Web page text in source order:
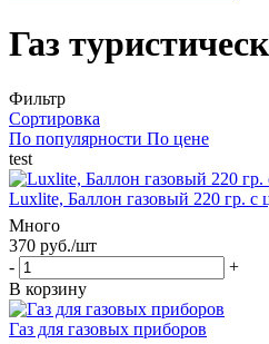
Газ
Фильтр
Сортировка
По популярности По цене
test
Luxlite, Баллон газовый 220 гр. с
Много
370 руб./шт
-
+
В корзину
Газ для газовых приборов